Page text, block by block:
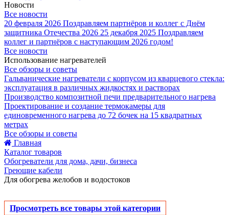
Новости
Все новости
20 февраля 2026 Поздравляем партнёров и коллег с Днём
защитника Отечества 2026 25 декабря 2025 Поздравляем
коллег и партнёров с наступающим 2026 годом!
Все новости
Использование нагревателей
Все обзоры и советы
Гальванические нагреватели с корпусом из кварцевого стекла:
эксплуатация в различных жидкостях и растворах
Производство композитной печи предварительного нагрева
Проектирование и создание термокамеры для
единовременного нагрева до 72 бочек на 15 квадратных
метрах
Все обзоры и советы
Главная
Каталог товаров
Обогреватели для дома, дачи, бизнеса
Греющие кабели
Для обогрева желобов и водостоков
Просмотреть все товары этой категории